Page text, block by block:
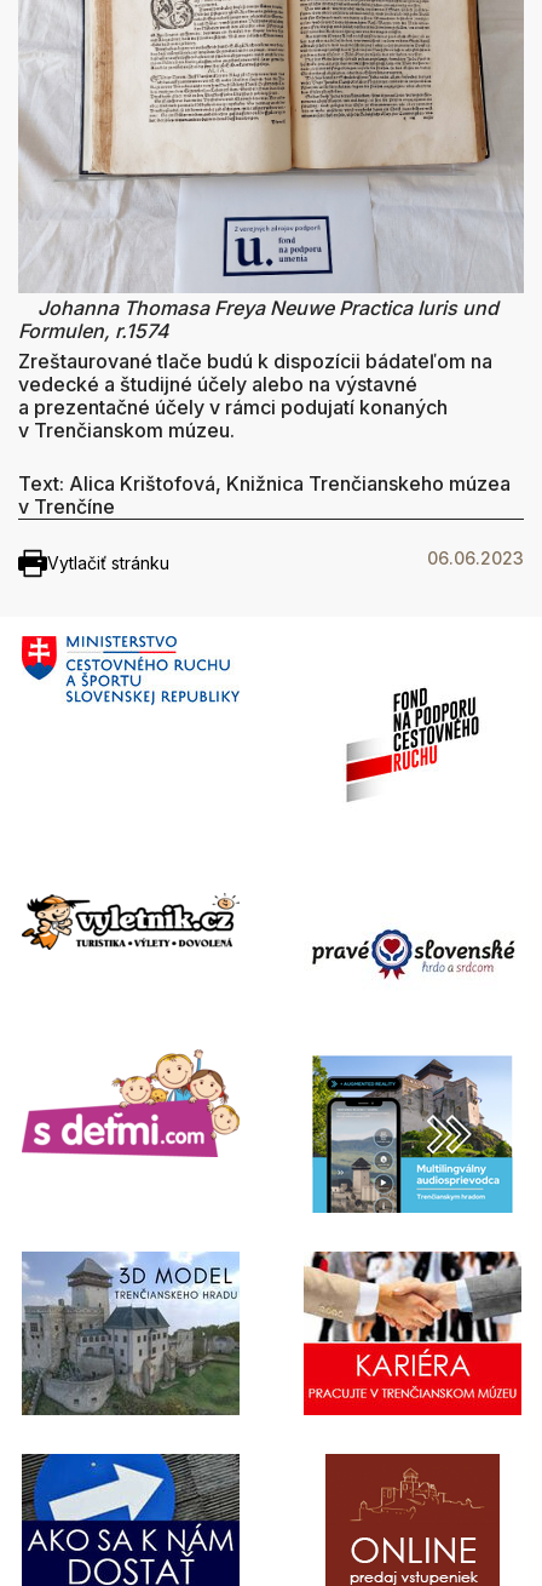
Johanna Thomasa Freya Neuwe Practica Iuris und
Formulen, r.1574
Zreštaurované tlače budú k dispozícii bádateľom na
vedecké a študijné účely alebo na výstavné
a prezentačné účely v rámci podujatí konaných
v Trenčianskom múzeu.
Text: Alica Krištofová, Knižnica Trenčianskeho múzea
v Trenčíne
Vytlačiť stránku 06.06.2023